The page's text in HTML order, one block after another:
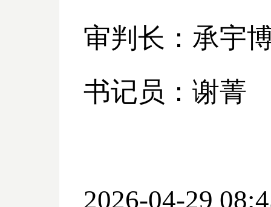
审判长：承宇
书记员：谢菁
2026-04-29